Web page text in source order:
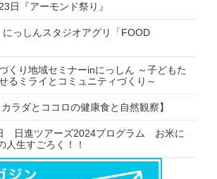
日『アーモンド祭り』
っしんスタジオアグリ「FOOD
くり地域セミナーinにっしん ～子どもた
るミライとコミュニティづくり～
カラダとココロの健康食と自然観察】
日進ツアーズ2024プログラム お米に
人生すごろく！！